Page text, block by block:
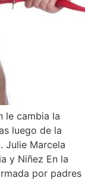
le cambia la
luego de la
Julie Marcela
y Niñez En la
por padres